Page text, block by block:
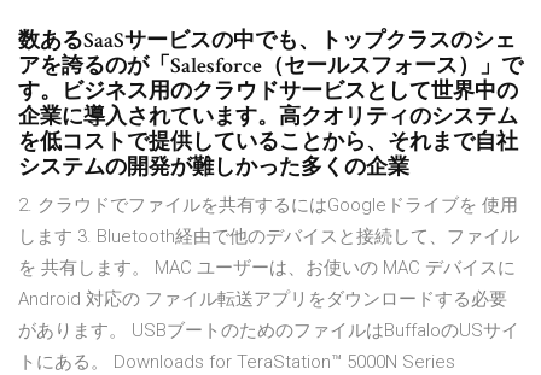
数あるSaaSサービスの中でも、トップクラスのシェ
アを誇るのが「Salesforce（セールスフォース）」で
す。ビジネス用のクラウドサービスとして世界中の
企業に導入されています。高クオリティのシステム
を低コストで提供していることから、それまで自社
システムの開発が難しかった多くの企業
2. クラウドでファイルを共有するにはGoogleドライブを 使用
します 3. Bluetooth経由で他のデバイスと接続して、ファイル
を 共有します。 MAC ユーザーは、お使いの MAC デバイスに
Android 対応の ファイル転送アプリをダウンロードする必要
があります。 USBブートのためのファイルはBuffaloのUSサイ
トにある。 Downloads for TeraStation™ 5000N Series